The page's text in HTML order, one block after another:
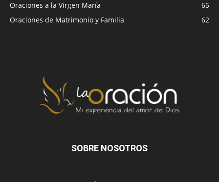
Oraciones a la Virgen María
65
Oraciones de Matrimonio y Familia
62
SOBRE NOSOTROS